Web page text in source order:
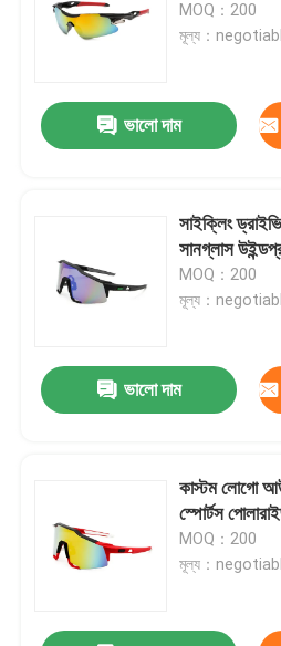
আমাদের সম্পর্কে
কারখানা ভ্রমণ
উদ্ধৃতির জন্য আবেদন
নিরাপত্তা চশমা গগলস
MOQ：200
মূল্য：
ভালো দাম
সাইক্লিং
সানগ্লাস
MOQ：200
মূল্য：
ভালো দাম
কাস্টম লোগো
স্পোর্টস
MOQ：200
মূল্য：